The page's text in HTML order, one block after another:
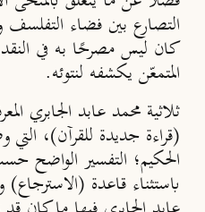
التصارع بين فضاء
كان ليس مصرحًا به في النقد
المتمعّن يكشفه لنتوئه.
ثلاثية محمد عابد الجابري
(قراءة جديدة للقرآن)، التي
الحكيم؛ التفسير الواضح
باستثناء قاعدة